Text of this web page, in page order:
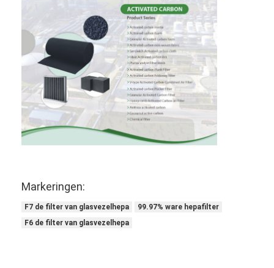
Thuis
Over ons
Markeringen:
F7 de filter van glasvezelhepa
99.97% ware hepafilter
F6 de filter van glasvezelhepa